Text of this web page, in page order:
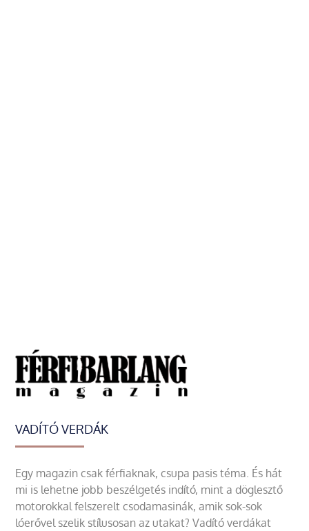
VADÍTÓ VERDÁK
Egy magazin csak férfiaknak, csupa pasis téma. És hát
mi is lehetne jobb beszélgetés indító, mint a döglesztő
motorokkal felszerelt csodamasinák, amik sok-sok
lóerővel szelik stílusosan az utakat? Vadító verdákat